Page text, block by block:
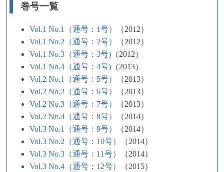
巻号一覧
Vol.1 No.1（通号：1号）
（2012）
Vol.1 No.2（通号：2号）
（2012）
Vol.1 No.3（通号：3号) （2012）
Vol.1 No.4（通号：4号) （2013）
Vol.2 No.1（通号：5号）
（2013）
Vol.2 No.2（通号：6号）
（2013）
Vol.2 No.3（通号：7号）
（2013）
Vol.2 No.4（通号：8号）
（2014）
Vol.3 No.1（通号：9号）
（2014）
Vol.3 No.2（通号：10号）
（2014）
Vol.3 No.3（通号：11号）
（2014）
Vol.3 No.4（通号：12号）
（2015）